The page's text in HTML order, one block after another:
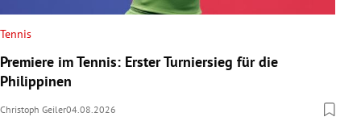
Tennis
Premiere im Tennis: Erster Turniersieg für die
Philippinen
Christoph Geiler04.08.2026